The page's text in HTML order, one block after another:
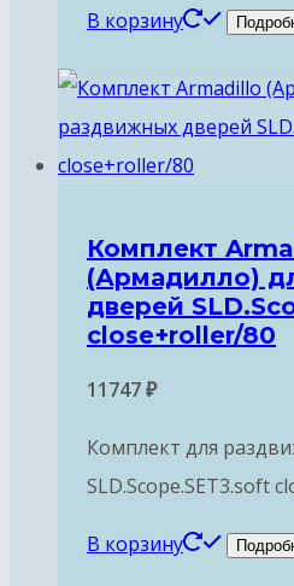
В корзину
Комплект
(Армадилло)
дверей
close+roller/80
11747₽
Комплект для
SLD.Scope.SET3.soft
В корзину